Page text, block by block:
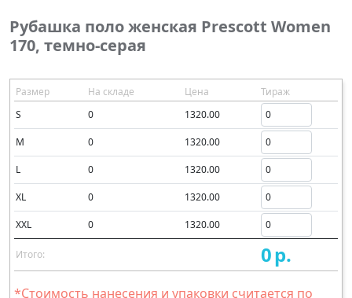
Рубашка поло женская Prescott Women
170, темно-серая
Размер На складе Цена
Тираж
S
0 1320.00
M 0 1320.00
L 0 1320.00
XL 0 1320.00
XXL 0 1320.00
Итого: 0р.
*Стоимость нанесения и упаковки считается по